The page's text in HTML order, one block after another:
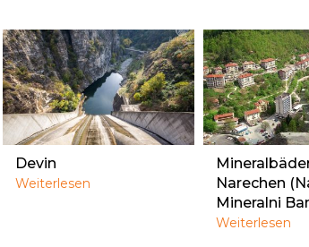
Devin
Weiterlesen
Narechen
Mineralni
Weiterlesen